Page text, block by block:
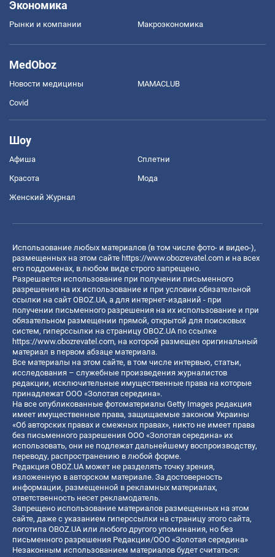
Экономика
Рынки и компании Mакроэкономика
MedOboz
Новости медицины MAMACLUB
Covid
Шоу
Афиша Сплетни
Красота Мода
Женский Журнал
Использование любых материалов (в том числе фото- и видео-),
размещенных на этом сайте https://www.obozrevatel.com и на всех
его поддоменах, в любом виде строго запрещено.
Разрешается использование при получении письменного
разрешения на их использование и при условии обязательной
ссылки на сайт OBOZ.UA, а для интернет-изданий - при
получении письменного разрешения на их использование и при
обязательном размещении прямой, открытой для поисковых
систем, гиперссылки на страницу OBOZ.UA по ссылке
https://www.obozrevatel.com, на которой размещен оригинальный
материал в первом абзаце материала.
Все материалы на этом сайте, в том числе интервью, статьи,
исследования – служебные произведения журналистов
редакции, исключительные имущественные права на которые
принадлежат ООО «Золотая середина».
На все опубликованные фотоматериалы Getty Images редакция
имеет имущественные права, защищаемые законом Украины
«Об авторских правах и смежных правах», никто не имеет права
без письменного разрешения ООО «Золотая середина» их
использовать, они не подлежат дальнейшему воспроизводству,
переводу, распространению в любой форме.
Редакция OBOZ.UA может не разделять точку зрения,
изложенную в авторском материале. За достоверность
информации, размещенной в рекламных материалах,
ответственность несет рекламодатель.
Запрещено использование материалов размещенных на этом
сайте, даже с указанием гиперссылки на страницу этого сайта,
логотипа OBOZ.UA или любого другого упоминания, но без
письменного разрешения Редакции/ООО «Золотая середина»
Незаконным использованием материалов будет считаться: